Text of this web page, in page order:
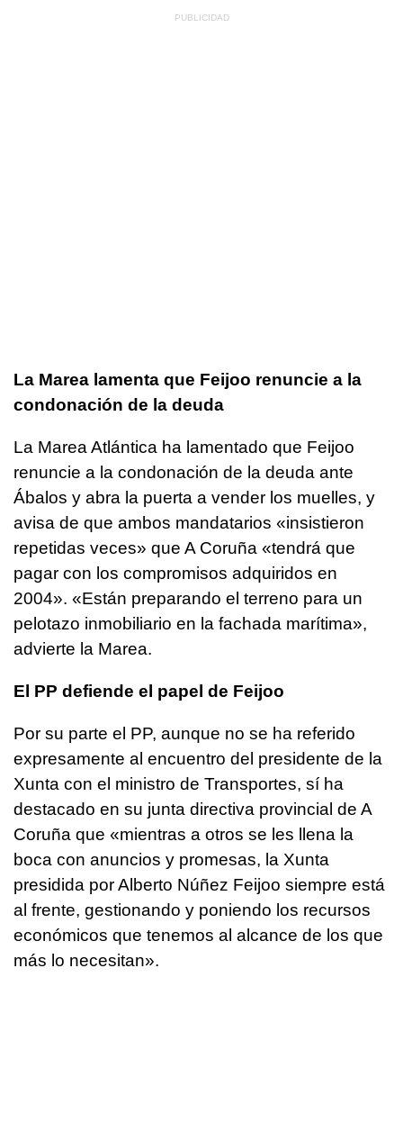
La Marea lamenta que Feijoo renuncie a la
condonación de la deuda
La Marea Atlántica ha lamentado que Feijoo
renuncie a la condonación de la deuda ante
Ábalos y abra la puerta a vender los muelles, y
avisa de que ambos mandatarios «insistieron
repetidas veces» que A Coruña «tendrá que
pagar con los compromisos adquiridos en
2004». «Están preparando el terreno para un
pelotazo inmobiliario en la fachada marítima»,
advierte la Marea.
El PP defiende el papel de Feijoo
Por su parte el PP, aunque no se ha referido
expresamente al encuentro del presidente de la
Xunta con el ministro de Transportes, sí ha
destacado en su junta directiva provincial de A
Coruña que «mientras a otros se les llena la
boca con anuncios y promesas, la Xunta
presidida por Alberto Núñez Feijoo siempre está
al frente, gestionando y poniendo los recursos
económicos que tenemos al alcance de los que
más lo necesitan».